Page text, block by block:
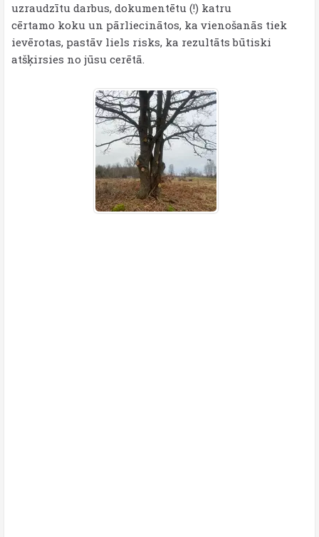
uzraudzītu darbus, dokumentētu (!) katru
cērtamo koku un pārliecinātos, ka vienošanās tiek
ievērotas, pastāv liels risks, ka rezultāts būtiski
atšķirsies no jūsu cerētā.